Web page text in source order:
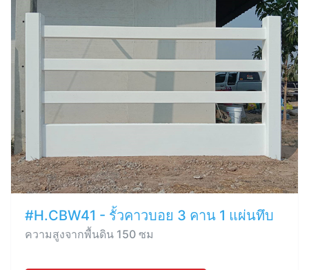
#H.CBW41 - รั้วคาวบอย 3 คาน 1 แผ่นทึบ
ความสูงจากพื้นดิน 150 ซม